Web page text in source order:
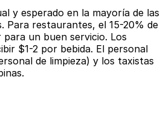
y esperado en la mayoría de las
Para restaurantes, el 15-20% de
un buen servicio. Los
$1-2 por bebida. El personal
de limpieza) y los taxistas